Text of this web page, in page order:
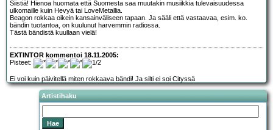
Siistiä! Hienoa huomata että Suomesta saa muutakin musiikkia tulevaisuudessa
ulkomaille kuin Hevyä tai LoveMetallia.
Beagon rokkaa oikein kansainväliseen tapaan. Ja sääli että vastaavaa, esim. ko.
bändin tuotantoa, on kuulunut harvemmin radiossa.
Tästä bändistä kuullaan vielä!
EXTINTOR kommentoi 18.11.2005:
Pisteet:
Ei voi kuin päivitellä miten rokkaava bändi! Ja silti ei soi Cityssä
Artistihaku